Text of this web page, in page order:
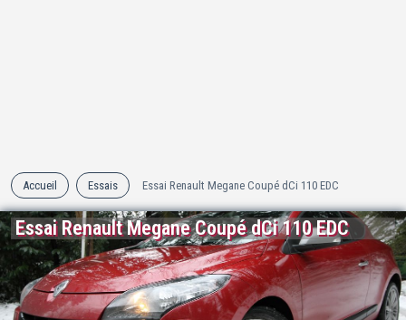
Accueil Essais Essai Renault Megane Coupé dCi 110 EDC
Essai Renault Megane Coupé dCi 110 EDC